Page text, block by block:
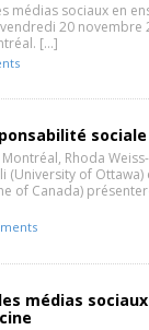
médias sociaux en
20 novembre
[…]
sociale
Rhoda
(University of
of Canada)
médias